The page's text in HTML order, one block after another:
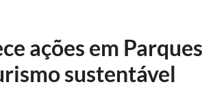
ações em Parques
sustentável